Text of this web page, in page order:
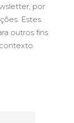
por
Estes
outros fins